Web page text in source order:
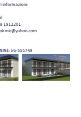
informazioni:
1912201
iro-555748